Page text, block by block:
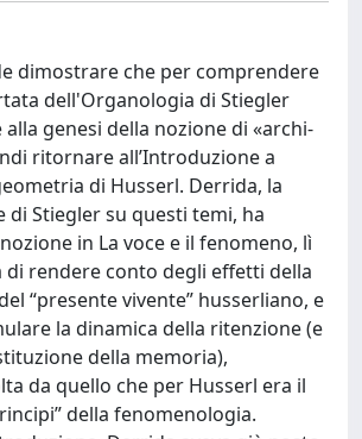
dimostrare che per comprendere
dell'Organologia di Stiegler
genesi della nozione di «archi-
ritornare all’Introduzione a
di Husserl. Derrida, la
Stiegler su questi temi, ha
in La voce e il fenomeno, lì
di rendere conto degli effetti della
“presente vivente” husserliano, e
la dinamica della ritenzione (e
della memoria),
da quello che per Husserl era il
della fenomenologia.